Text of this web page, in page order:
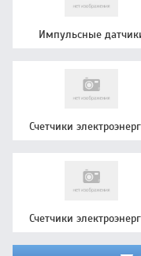
Импульсные
Счетчики
Счетчики